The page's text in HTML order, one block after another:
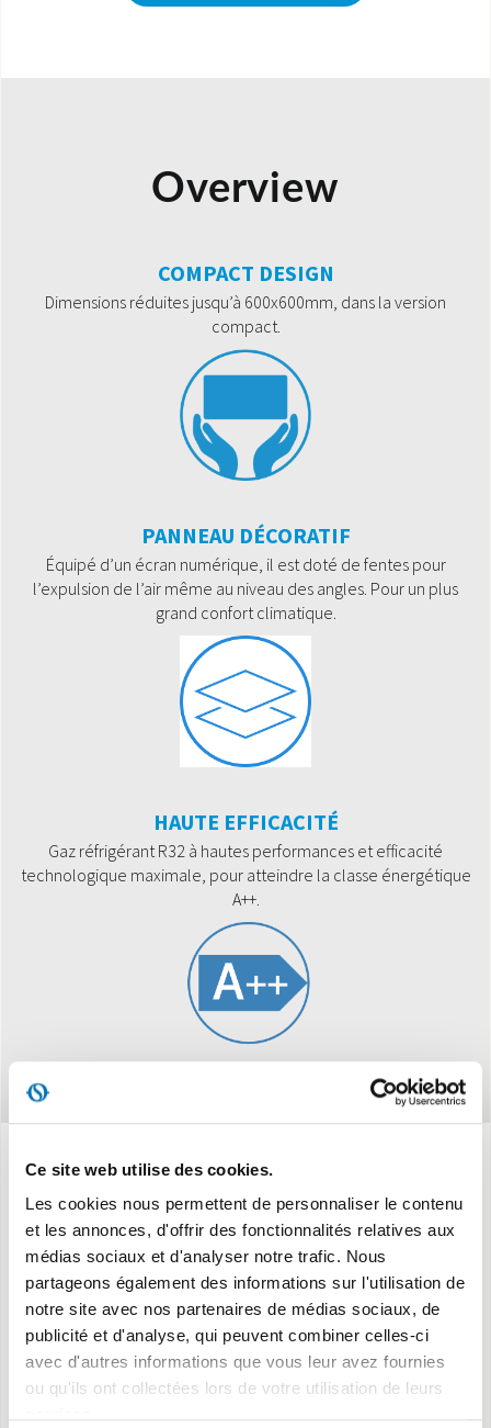
Ce site web utilise des cookies.
Les cookies nous permettent de personnaliser le contenu
et les annonces, d'offrir des fonctionnalités relatives aux
médias sociaux et d'analyser notre trafic. Nous
partageons également des informations sur l'utilisation de
notre site avec nos partenaires de médias sociaux, de
publicité et d'analyse, qui peuvent combiner celles-ci
avec d'autres informations que vous leur avez fournies
ou qu'ils ont collectées lors de votre utilisation de leurs
Overview
COMPACT DESIGN
Dimensions réduites jusqu’à 600x600mm, dans la version
compact.
PANNEAU DÉCORATIF
Équipé d’un écran numérique, il est doté de fentes pour
l’expulsion de l’air même au niveau des angles. Pour un plus
grand confort climatique.
HAUTE EFFICACITÉ
Gaz réfrigérant R32 à hautes performances et efficacité
technologique maximale, pour atteindre la classe énergétique
A++.
Caracteristiques
Classe d’efficacité énergétique en mode de
refroidissement:A++
Classe d’efficacité énergétique en mode de
chauffage - zone moyenne: A+
Classe d’efficacité énergétique en mode de